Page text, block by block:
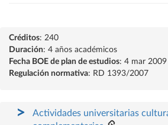
Créditos: 240
Duración: 4 años académicos
Fecha BOE de plan de estudios: 4 mar 2009
Regulación normativa: RD 1393/2007
Actividades universitarias